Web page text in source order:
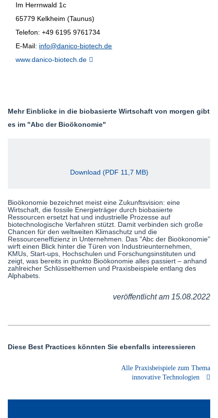
Im Herrnwald 1c
65779 Kelkheim (Taunus)
Telefon: +49 6195 9761734
E-Mail: info@danico-biotech.de
www.danico-biotech.de
Mehr Einblicke in die biobasierte Wirtschaft von morgen gibt
es im "Abc der Bioökonomie"
Download (PDF 11,7 MB)
Bioökonomie bezeichnet meist eine Zukunftsvision: eine
Wirtschaft, die fossile Energieträger durch biobasierte
Ressourcen ersetzt hat und industrielle Prozesse auf
biotechnologische Verfahren stützt. Damit verbinden sich große
Chancen für den weltweiten Klimaschutz und die
Ressourceneffizienz in Unternehmen. Das "Abc der Bioökonomie"
wirft einen Blick hinter die Türen von Industrieunternehmen,
KMUs, Start-ups, Hochschulen und Forschungsinstituten und
zeigt, was bereits in punkto Bioökonomie alles passiert – anhand
zahlreicher Schlüsselthemen und Praxisbeispiele entlang des
Alphabets.
veröffentlicht am 15.08.2022
Diese Best Practices könnten Sie ebenfalls interessieren
Alle Praxisbeispiele zum Thema
innovative Technologien